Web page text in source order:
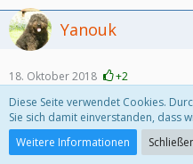
Yanouk
18. Oktober 2018 +2
Liebe Blaumeise,
vielen Dank für deine netten
Diese Seite verwendet Cookies.
Sie sich damit einverstanden, dass
Weitere Informationen